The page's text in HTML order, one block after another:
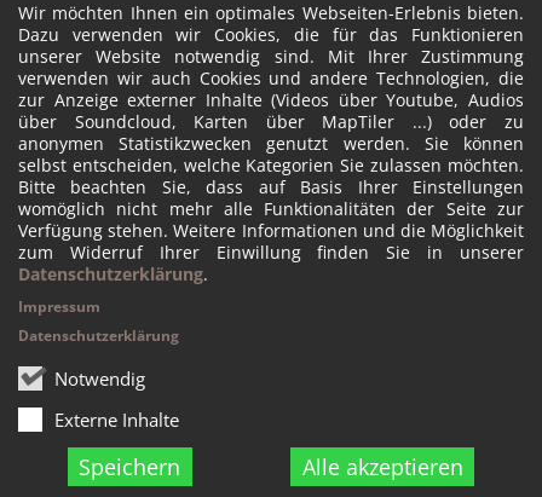
Wir möchten Ihnen ein optimales Webseiten-Erlebnis bieten.
Dazu verwenden wir Cookies, die für das Funktionieren
unserer Website notwendig sind. Mit Ihrer Zustimmung
verwenden wir auch Cookies und andere Technologien, die
zur Anzeige externer Inhalte (Videos über Youtube, Audios
über Soundcloud, Karten über MapTiler ...) oder zu
anonymen Statistikzwecken genutzt werden. Sie können
selbst entscheiden, welche Kategorien Sie zulassen möchten.
Bitte beachten Sie, dass auf Basis Ihrer Einstellungen
womöglich nicht mehr alle Funktionalitäten der Seite zur
Verfügung stehen. Weitere Informationen und die Möglichkeit
zum Widerruf Ihrer Einwillung finden Sie in unserer
Datenschutzerklärung.
Notwendig
Externe Inhalte
Speichern Alle akzeptieren
Impressum
Datenschutzerklärung